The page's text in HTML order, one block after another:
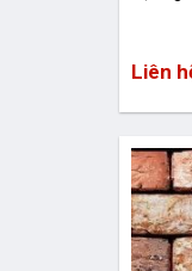
Liên